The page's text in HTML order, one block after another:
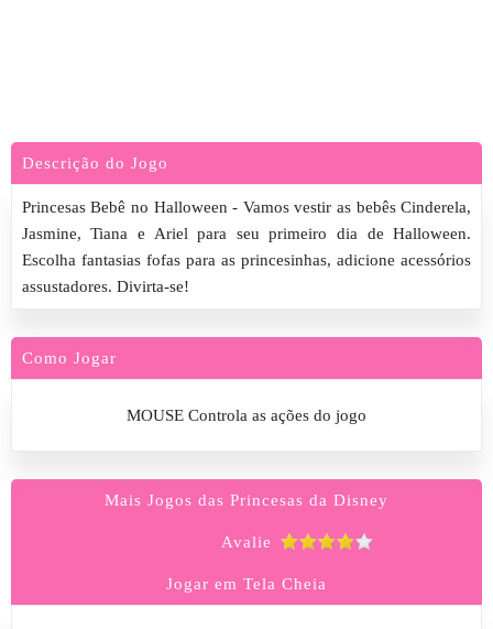
Descrição do Jogo
Princesas Bebê no Halloween - Vamos vestir as bebês Cinderela,
Jasmine, Tiana e Ariel para seu primeiro dia de Halloween.
Escolha fantasias fofas para as princesinhas, adicione acessórios
assustadores. Divirta-se!
Como Jogar
MOUSE Controla as ações do jogo
Mais Jogos das Princesas da Disney
Avalie
Jogar em Tela Cheia